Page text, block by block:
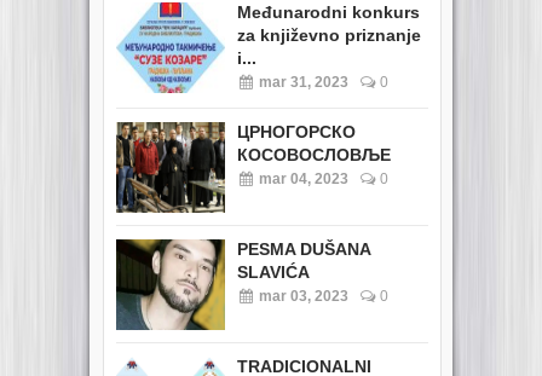
Međunarodni konkurs
za književno priznanje
i...
mar 31, 2023 0
ЦРНОГОРСКО
КОСОВОСЛОВЉЕ
mar 04, 2023 0
PESMA DUŠANA
SLAVIĆA
mar 03, 2023 0
TRADICIONALNI